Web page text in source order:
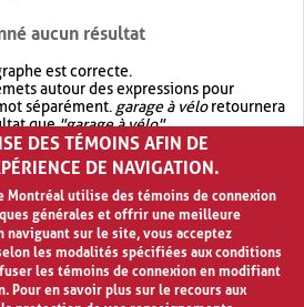
aucun résultat
est correcte.
autour des expressions pour
séparément. garage à véloretournera
que"garage à vélo".
recherche avec OR.garage OR vélo
de résultat quegarage à vélo
DES TÉMOINS AFIN DE
DE NAVIGATION.
Montréal utilise des témoins de connexion
générales et offrir une meilleure
naviguant sur le site, vous acceptez
les modalités spécifiées aux conditions
les témoins de connexion en modifiant
Pour en savoir plus sur le recours aux